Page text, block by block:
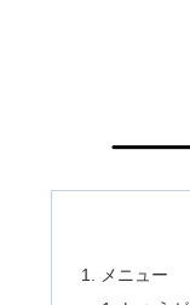
メニュー